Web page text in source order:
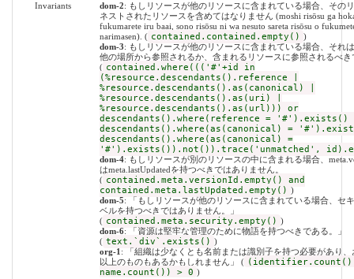
Invariants
dom-2: もしリソースが他のリソースに含まれている場合、その
ネストされたリソースを含めてはなりません (moshi risōsu ga
fukumarete iru baai, sono risōsu ni wa nesuto sareta risōsu o
narimasen). ( contained.contained.empty() )
dom-3: もしリソースが他のリソースに含まれている場合、それ
他の場所から参照されるか、含まれるリソースに参照されるべき
( contained.where((('#'+id in
(%resource.descendants().reference |
%resource.descendants().as(canonical) |
%resource.descendants().as(uri) |
%resource.descendants().as(url))) or
descendants().where(reference = '#').exists()
descendants().where(as(canonical) =
descendants().where(as(canonical) =
'#').exists()).not()).trace('unmatched',
dom-4: もしリソースが別のリソースの中に含まれる場合、
はmeta.lastUpdatedを持つべきではありません。
( contained.meta.versionId.empty() and
contained.meta.lastUpdated.empty() )
dom-5: 「もしリソースが他のリソースに含まれている場合、セ
ベルを持つべきではありません。」
( contained.meta.security.empty() )
dom-6: 「資源は堅牢な管理のために物語を持つべきである。」
( text.`div`.exists() )
org-1 : 「組織は少なくとも名前または識別子を持つ必要があり、
以上のものもあるかもしれません」 ( (identifier.count()
name.count()) > 0 )